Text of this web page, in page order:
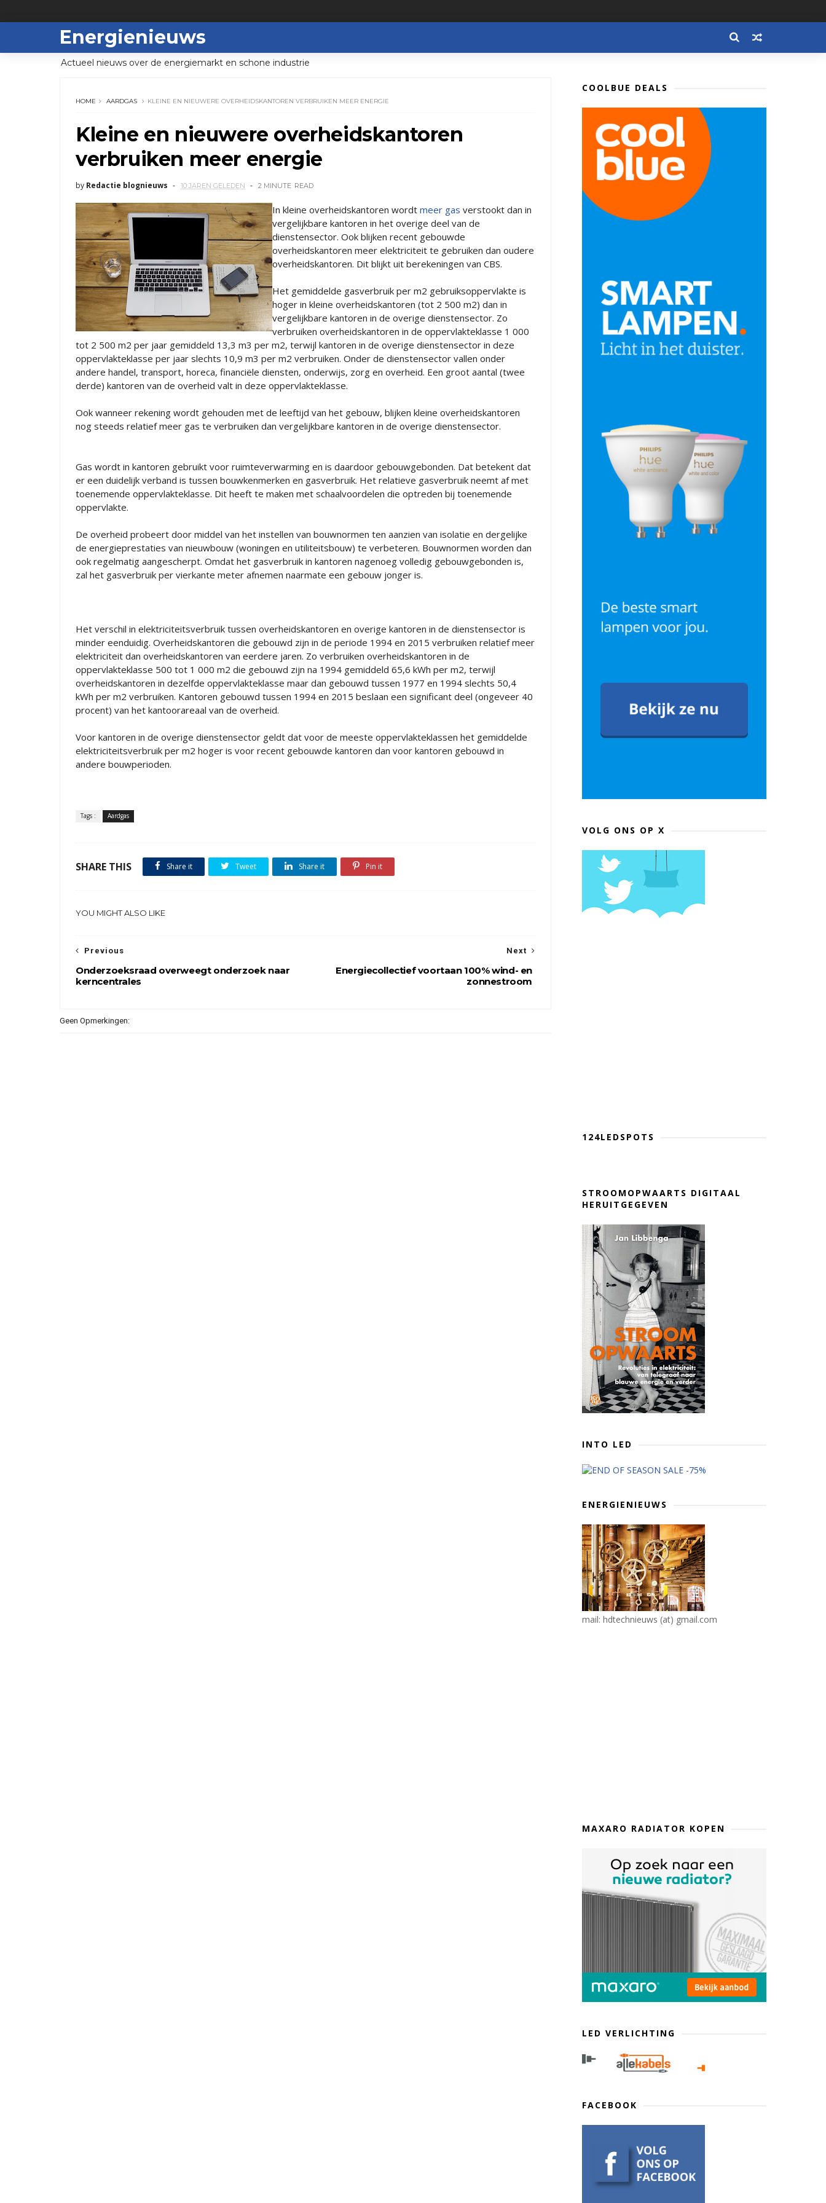
Energienieuws
Actueel nieuws over de energiemarkt en schone industrie
HOME AARDGAS KLEINE EN NIEUWERE OVERHEIDSKANTOREN VERBRUIKEN MEER ENERGIE
Kleine en nieuwere overheidskantoren
verbruiken meer energie
by Redactie blognieuws 10 JAREN GELEDEN 2 MINUTE READ
In kleine overheidskantoren wordt meer gas verstookt dan in
vergelijkbare kantoren in het overige deel van de
dienstensector. Ook blijken recent gebouwde
overheidskantoren meer elektriciteit te gebruiken dan oudere
overheidskantoren. Dit blijkt uit berekeningen van CBS.
Het gemiddelde gasverbruik per m2 gebruiksoppervlakte is
hoger in kleine overheidskantoren (tot 2 500 m2) dan in
vergelijkbare kantoren in de overige dienstensector. Zo
verbruiken overheidskantoren in de oppervlakteklasse 1 000
tot 2 500 m2 per jaar gemiddeld 13,3 m3 per m2, terwijl kantoren in de overige dienstensector in deze
oppervlakteklasse per jaar slechts 10,9 m3 per m2 verbruiken. Onder de dienstensector vallen onder
andere handel, transport, horeca, financiële diensten, onderwijs, zorg en overheid. Een groot aantal (twee
derde) kantoren van de overheid valt in deze oppervlakteklasse.
Ook wanneer rekening wordt gehouden met de leeftijd van het gebouw, blijken kleine overheidskantoren
nog steeds relatief meer gas te verbruiken dan vergelijkbare kantoren in de overige dienstensector.
Gas wordt in kantoren gebruikt voor ruimteverwarming en is daardoor gebouwgebonden. Dat betekent dat
er een duidelijk verband is tussen bouwkenmerken en gasverbruik. Het relatieve gasverbruik neemt af met
toenemende oppervlakteklasse. Dit heeft te maken met schaalvoordelen die optreden bij toenemende
oppervlakte.
De overheid probeert door middel van het instellen van bouwnormen ten aanzien van isolatie en dergelijke
de energieprestaties van nieuwbouw (woningen en utiliteitsbouw) te verbeteren. Bouwnormen worden dan
ook regelmatig aangescherpt. Omdat het gasverbruik in kantoren nagenoeg volledig gebouwgebonden is,
zal het gasverbruik per vierkante meter afnemen naarmate een gebouw jonger is.
Het verschil in elektriciteitsverbruik tussen overheidskantoren en overige kantoren in de dienstensector is
minder eenduidig. Overheidskantoren die gebouwd zijn in de periode 1994 en 2015 verbruiken relatief meer
elektriciteit dan overheidskantoren van eerdere jaren. Zo verbruiken overheidskantoren in de
oppervlakteklasse 500 tot 1 000 m2 die gebouwd zijn na 1994 gemiddeld 65,6 kWh per m2, terwijl
overheidskantoren in dezelfde oppervlakteklasse maar dan gebouwd tussen 1977 en 1994 slechts 50,4
kWh per m2 verbruiken. Kantoren gebouwd tussen 1994 en 2015 beslaan een significant deel (ongeveer 40
procent) van het kantoorareaal van de overheid.
Voor kantoren in de overige dienstensector geldt dat voor de meeste oppervlakteklassen het gemiddelde
elektriciteitsverbruik per m2 hoger is voor recent gebouwde kantoren dan voor kantoren gebouwd in
andere bouwperioden.
Tags : Aardgas
SHARE THIS Share it Tweet Share it Pin it
YOU MIGHT ALSO LIKE
Next
Energiecollectief voortaan 100% wind- en
zonnestroom
Previous
Onderzoeksraad overweegt onderzoek naar
kerncentrales
Geen Opmerkingen:
COOLBUE DEALS
VOLG ONS OP X
124LEDSPOTS
STROOMOPWAARTS DIGITAAL
HERUITGEGEVEN
INTO LED
ENERGIENIEUWS
mail: hdtechnieuws (at) gmail.com
MAXARO RADIATOR KOPEN
LED VERLICHTING
FACEBOOK